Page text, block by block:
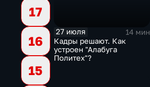
17
16
15
27 июля
14 мин
Кадры решают. Как
устроен "Алабуга
Политех"?